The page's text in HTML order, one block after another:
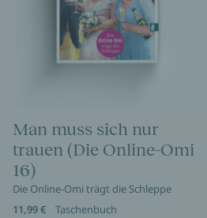
Man muss sich nur
trauen (Die Online-Omi
16)
Die Online-Omi trägt die Schleppe
11,99 €
Taschenbuch